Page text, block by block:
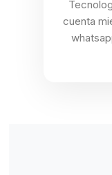
cuenta